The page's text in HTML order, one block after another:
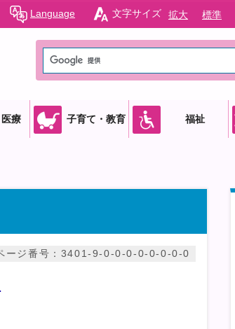
Language 文字サイズ 拡大 標準
療 子育て・教育 福祉
ージ番号：3401-9-0-0-0-0-0-0-0-0